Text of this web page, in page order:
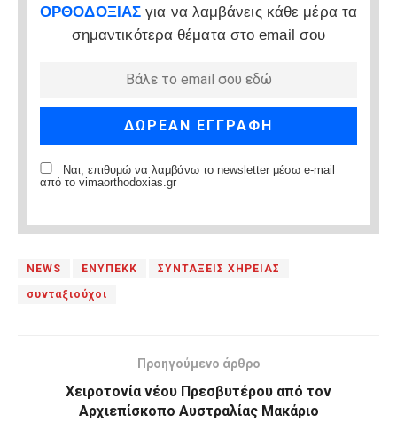
ΟΡΘΟΔΟΞΙΑΣ για να λαμβάνεις κάθε μέρα τα
σημαντικότερα θέματα στο email σου
Ναι, επιθυμώ να λαμβάνω το newsletter μέσω e-mail
από το vimaorthodoxias.gr
NEWS ΕΝΥΠΕΚΚ ΣΥΝΤΑΞΕΙΣ ΧΗΡΕΙΑΣ
συνταξιούχοι
Προηγούμενο άρθρο
Χειροτονία νέου Πρεσβυτέρου από τον
Αρχιεπίσκοπο Αυστραλίας Μακάριο